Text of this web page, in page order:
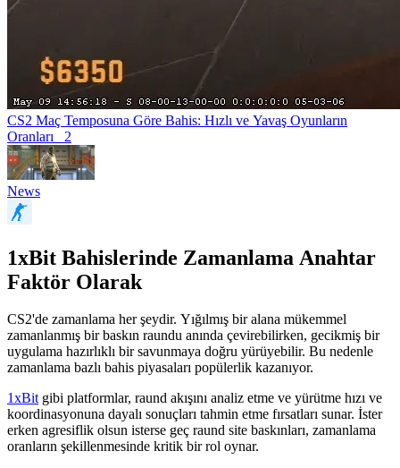
CS2 Maç Temposuna Göre Bahis: Hızlı ve Yavaş Oyunların
Oranları 2
News
1xBit Bahislerinde Zamanlama Anahtar
Faktör Olarak
CS2'de zamanlama her şeydir. Yığılmış bir alana mükemmel
zamanlanmış bir baskın raundu anında çevirebilirken, gecikmiş bir
uygulama hazırlıklı bir savunmaya doğru yürüyebilir. Bu nedenle
zamanlama bazlı bahis piyasaları popülerlik kazanıyor.
1xBitgibi platformlar, raund akışını analiz etme ve yürütme hızı ve
koordinasyonuna dayalı sonuçları tahmin etme fırsatları sunar. İster
erken agresiflik olsun isterse geç raund site baskınları, zamanlama
oranların şekillenmesinde kritik bir rol oynar.